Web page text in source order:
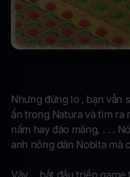
Nhưng đừng lo , bạn vẫn
ẩn trong Natura và tìm ra
nấm hay đào măng, . . .
anh nông dân Nobita mà